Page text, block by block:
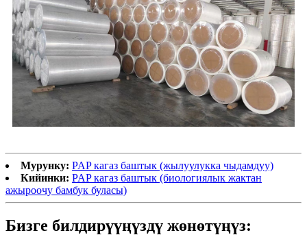
Мурунку: PAP кагаз баштык (жылуулукка чыдамдуу)
Кийинки: PAP кагаз баштык (биологиялык жактан
ажыроочу бамбук буласы)
Бизге билдирүүңүздү жөнөтүңүз: